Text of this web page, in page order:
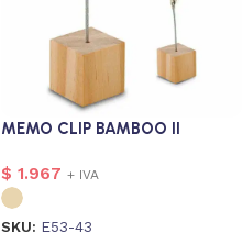
MEMO CLIP BAMBOO II
$ 1.967 + IVA
SKU: E53-43